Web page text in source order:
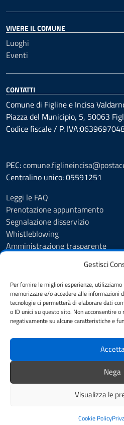
Gestisci
Per fornire le migliori esperienze,
memorizzare e/o accedere alle informazioni
tecnologie ci permetterà di elaborare dati
o ID unici su questo sito. Non acconsentire
negativamente su alcune caratteristiche e
Nega
Visualizza le
Cookie Policy
VIVERE IL COMUNE
Luoghi
Eventi
CONTATTI
Comune di Figline e Incisa
Piazza del Municipio, 5, 50063
Codice fiscale / P.
PEC:
Centralino unico: 05591251
Leggi le FAQ
Prenotazione appuntamento
Segnalazione disservizio
Whistleblowing
Amministrazione trasparente
Albo Pretorio
Cookie Policy
Informativa privacy
Dichiarazione di accessibilità
SEGUICI SU
Facebook Instagram
Credits